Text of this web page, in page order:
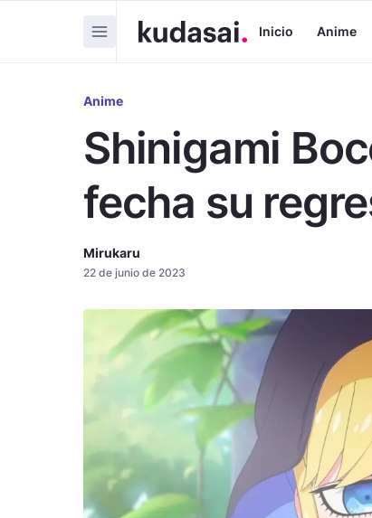
Inicio Anime
Anime
Shinigami
fecha su
Mirukaru
22 de junio de 2023